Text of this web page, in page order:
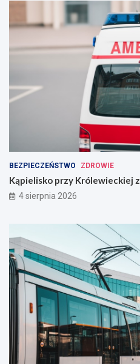
BEZPIECZEŃSTWO ZDROWIE
Kąpielisko przy Królewieckiej
4 sierpnia 2026